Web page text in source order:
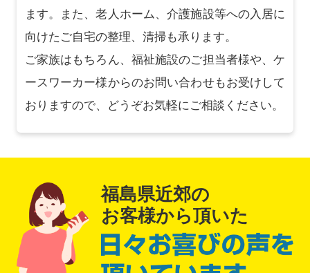
ます。また、老人ホーム、介護施設等への入居に
向けたご自宅の整理、清掃も承ります。
ご家族はもちろん、福祉施設のご担当者様や、ケ
ースワーカー様からのお問い合わせもお受けして
おりますので、どうぞお気軽にご相談ください。
福島県近郊の
お客様から頂いた